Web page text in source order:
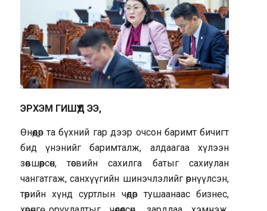
ЭРХЭМ ГИШҮҮД ЭЭ,
Өнөөдөр та бүхний гар дээр очсон баримт бичигт
бид үнэнийг баримталж, алдаагаа хүлээн
зөвшөөрсөн, төсвийн сахилга батыг сахиулан
чангатгаж, санхүүгийн шинэчлэлийг өрнүүлсэн,
төрийн хүнд суртлын чөдөр тушаанаас бизнес,